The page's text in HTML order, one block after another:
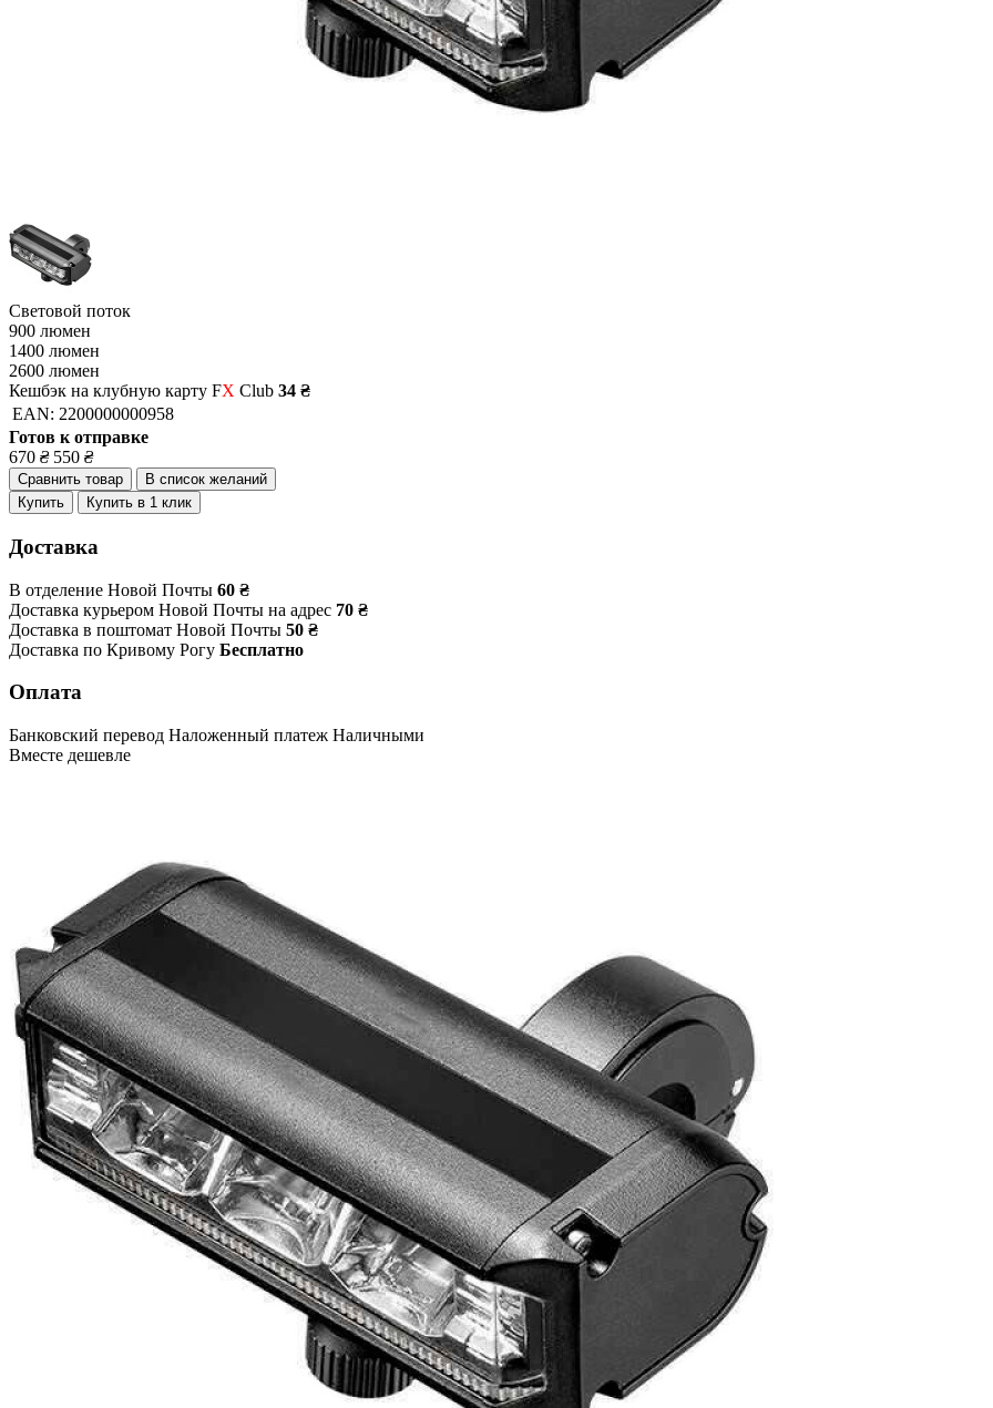
Световой поток
900 люмен
1400 люмен
2600 люмен
Кешбэк на клубную карту FX Club 34 ₴
EAN: 2200000000958
Готов к отправке
670 ₴ 550 ₴
Сравнить товар
В список желаний
Купить
Купить в 1 клик
Доставка
В отделение Новой Почты 60 ₴
Доставка курьером Новой Почты на адрес 70 ₴
Доставка в поштомат Новой Почты 50 ₴
Доставка по Кривому Рогу Бесплатно
Оплата
Банковский перевод Наложенный платеж Наличными
Вместе дешевле